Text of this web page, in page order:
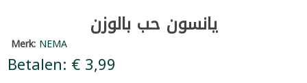
يانسون حب بالوزن
Merk: NEMA
Betalen: € 3,99